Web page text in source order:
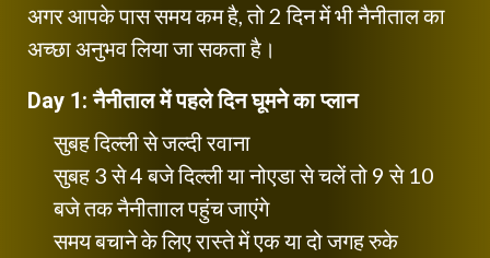
अगर आपके पास समय कम है, तो 2 दिन में भी नैनीताल का
अच्छा अनुभव लिया जा सकता है।
Day 1: नैनीताल में पहले दिन घूमने का प्लान
सुबह दिल्ली से जल्दी रवाना
सुबह 3 से 4 बजे दिल्ली या नोएडा से चलें तो 9 से 10
बजे तक नैनीतााल पहुंच जाएंगे
समय बचाने के लिए रास्ते में एक या दो जगह रुके